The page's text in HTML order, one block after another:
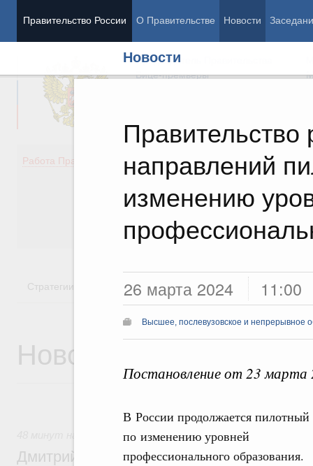
Правительство России О Правительстве Новости
Новости
направлений
изменению
26 марта 2024 11:00
Высшее, послевузовское и непрерывное
Постановление от 23
В России продолжается пилотный
по изменению уровней
профессионального образования.
Председатель Правительства
Вице-премьеры
Работа Правительства
Демография
Здоровье
Культура
Государство
Стратегии Государственные программы
Новости
Среднее профессиональное образование
Дмитрий Чернышенко: В колледжи и